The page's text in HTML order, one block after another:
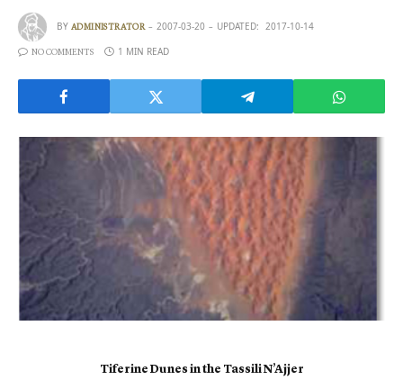
BY ADMINISTRATOR 2007-03-20 UPDATED: 2017-10-14
NO COMMENTS 1 MIN READ
Tiferine Dunes in the Tassili N’Ajjer